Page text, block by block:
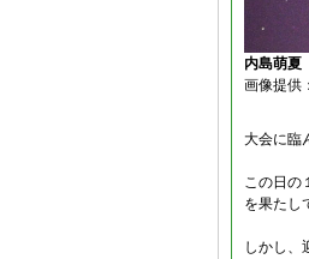
内島萌夏
画像提供
大会に臨
この日の
を果たし
しかし、